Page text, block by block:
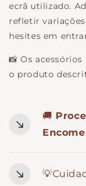
ecrã utilizado.
refletir
hesites em
📸 Os
o produto
🚚